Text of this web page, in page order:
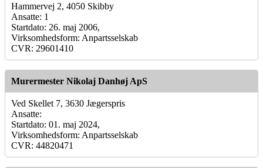
Hammervej 2, 4050 Skibby
Ansatte: 1
Startdato: 26. maj 2006,
Virksomhedsform: Anpartsselskab
CVR: 29601410
Murermester Nikolaj Danhøj ApS
Ved Skellet 7, 3630 Jægerspris
Ansatte:
Startdato: 01. maj 2024,
Virksomhedsform: Anpartsselskab
CVR: 44820471